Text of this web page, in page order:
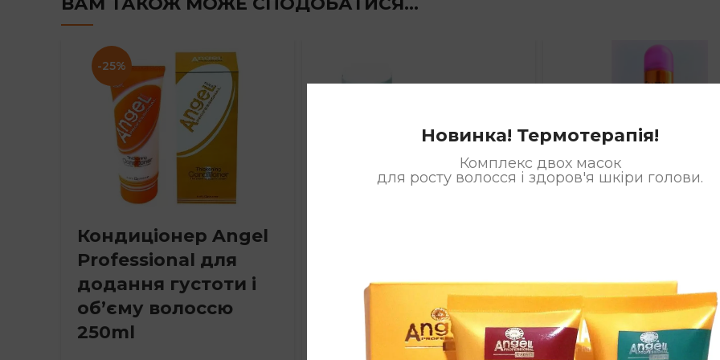
Новинка! Термотерапія!
Комплекс двох масок
для росту волосся і здоров'я шкіри голови.
-25%
Кондиціонер Angel
Professional для
додання густоти і
об’єму волоссю
250ml
максимальної
фиксації 80ml
Angel Professional
сильної фіксації
400ml
Angel Professional